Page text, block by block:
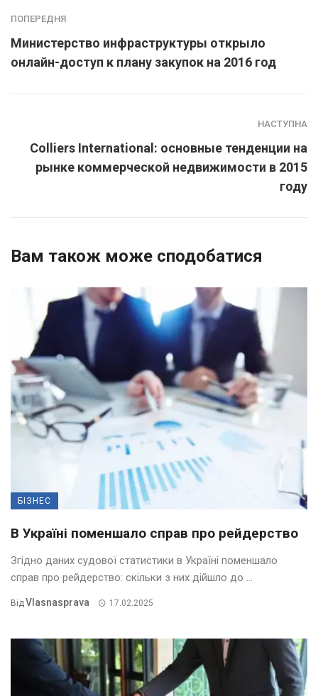
ПОПЕРЕДНЯ
Министерство инфраструктуры открыло
онлайн-доступ к плану закупок на 2016 год
НАСТУПНА
Colliers International: основные тенденции на
рынке коммерческой недвижимости в 2015
году
Вам також може сподобатися
БІЗНЕС
В Україні поменшало справ про рейдерство
Згідно даних судової статистики в Україні поменшало
справ про рейдерство: скільки з них дійшло до ...
ВідVlasnasprava 17.02.2025